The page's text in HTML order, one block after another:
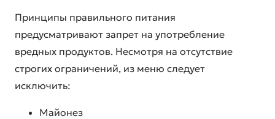
Принципы правильного питания
предусматривают запрет на употребление
вредных продуктов. Несмотря на отсутствие
строгих ограничений, из меню следует
исключить:
Майонез